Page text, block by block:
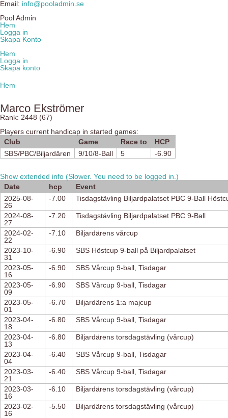
Email: info@pooladmin.se
Pool Admin
Hem
Logga in
Skapa Konto
Hem
Logga in
Skapa konto
Hem
Marco Ekströmer
Rank: 2448 (67)
Players current handicap in started games:
Club
Game Race to
HCP
SBS/PBC/Biljardären
9/10/8-Ball 5 -6.90
Show extended info (Slower. You need to be logged in.)
Date
hcp
Event
2025-08-
26
-7.00 Tisdagstävling Biljardpalatset PBC 9-Ball
2024-08-
27
-7.20 Tisdagstävling Biljardpalatset PBC 9-Ball
2024-02-
22
-7.10 Biljardärens vårcup
2023-10-
31
-6.90 SBS Höstcup 9-ball på Biljardpalatset
2023-05-
16
-6.90 SBS Vårcup 9-ball, Tisdagar
2023-05-
09
-6.90 SBS Vårcup 9-ball, Tisdagar
2023-05-
01
-6.70 Biljardärens 1:a majcup
2023-04-
18
-6.80 SBS Vårcup 9-ball, Tisdagar
2023-04-
13
-6.80 Biljardärens torsdagstävling (vårcup)
2023-04-
04
-6.40 SBS Vårcup 9-ball, Tisdagar
2023-03-
21
-6.40 SBS Vårcup 9-ball, Tisdagar
2023-03-
16
-6.10 Biljardärens torsdagstävling (vårcup)
2023-02-
16
-5.50 Biljardärens torsdagstävling (vårcup)